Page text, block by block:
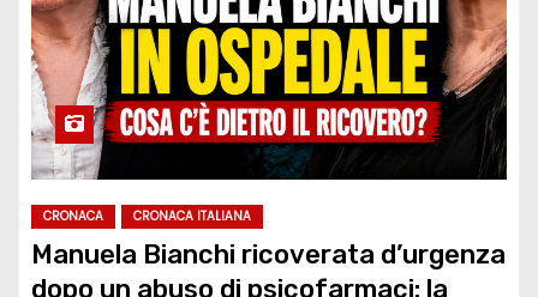
CRONACA CRONACA ITALIANA
Manuela Bianchi ricoverata d’urgenza
dopo un abuso di psicofarmaci: la